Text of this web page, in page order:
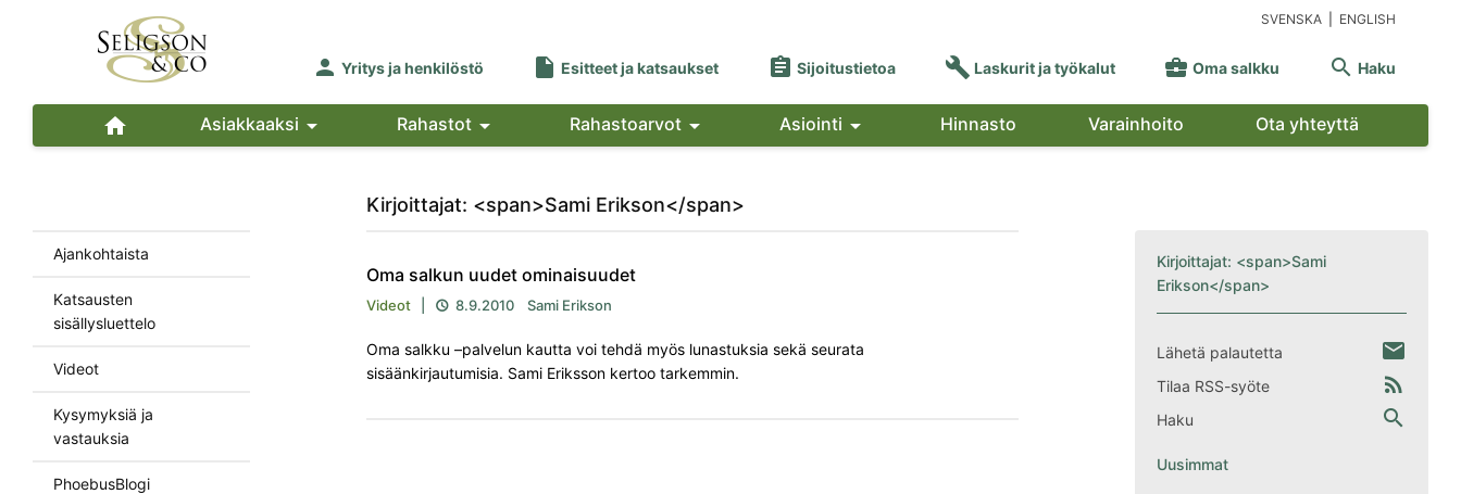
SVENSKA ENGLISH
 Yritys ja henkilöstö  Esitteet ja katsaukset  Sijoitustietoa  Laskurit ja työkalut  Oma salkku  Haku
 Asiakkaaksi  Rahastot  Rahastoarvot  Asiointi  Hinnasto Varainhoito Ota yhteyttä
Ajankohtaista
Katsausten
sisällysluettelo
Videot
Kysymyksiä ja
vastauksia
PhoebusBlogi
Kirjoittajat: <span>Sami Erikson</span>
Oma salkun uudet ominaisuudet
Videot  8.9.2010 Sami Erikson
Oma salkku –palvelun kautta voi tehdä myös lunastuksia sekä seurata
sisäänkirjautumisia. Sami Eriksson kertoo tarkemmin.
Kirjoittajat: <span>Sami
Erikson</span>
Lähetä palautetta email
Tilaa RSS-syöte rss_feed
Haku search
Uusimmat